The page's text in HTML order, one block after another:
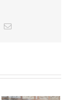
Email